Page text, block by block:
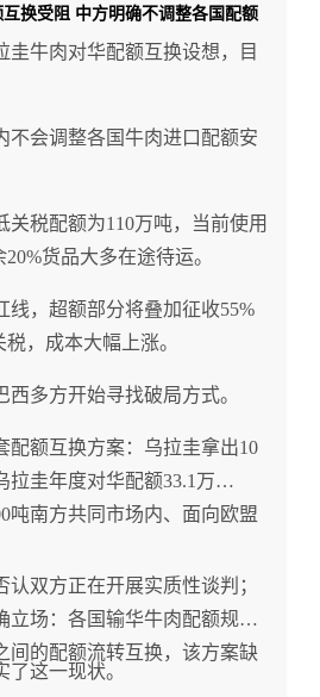
换受阻 中方明确不调整各国配额
圭牛肉对华配额互换设想，目
不会调整各国牛肉进口配额安
关税配额为110万吨，当前使用
货品大多在途待运。
线，超额部分将叠加征收55%
，成本大幅上涨。
多方开始寻找破局方式。
配额互换方案：乌拉圭拿出10
拉圭年度对华配额33.1万
吨南方共同市场内、面向欧盟
双方正在开展实质性谈判；
立场：各国输华牛肉配额规则
间的配额流转互换，该方案缺
了这一现状。